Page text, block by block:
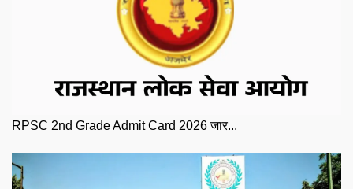
RPSC 2nd Grade Admit Card 2026 जार...